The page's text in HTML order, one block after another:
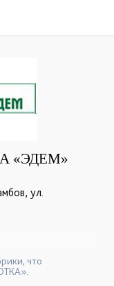
«ЭДЕМ»
ул.
что